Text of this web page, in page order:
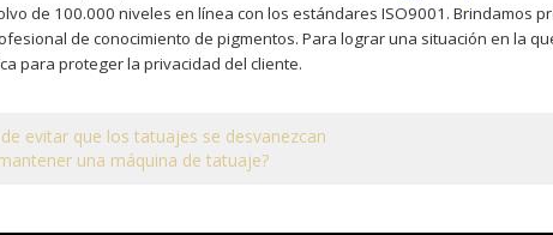
de 100.000 niveles en línea con los estándares ISO9001. Brindamos
de conocimiento de pigmentos. Para lograr una situación en la
para proteger la privacidad del cliente.
evitar que los tatuajes se desvanezcan
una máquina de tatuaje?